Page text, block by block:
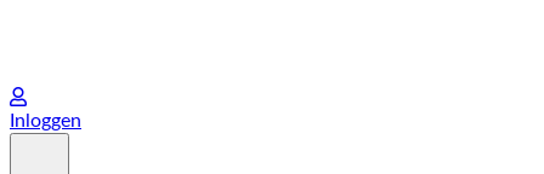
Inloggen